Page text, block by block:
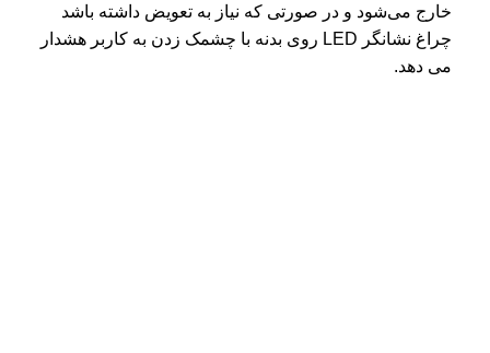
خارج می‌شود و در صورتی که نیاز به تعویض داشته باشد
چراغ نشانگر LED روی بدنه با چشمک زدن به کاربر هشدار
می دهد.